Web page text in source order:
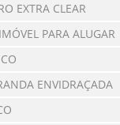
EXTRA CLEAR
PARA ALUGAR
ENVIDRAÇADA